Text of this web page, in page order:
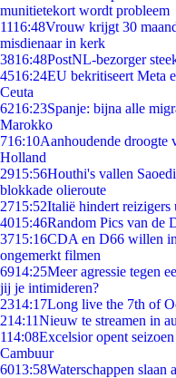
munitietekort wordt probleem
1116:48Vrouw krijgt 30
misdienaar in kerk
3816:48PostNL-bezorger
4516:24EU bekritiseert Meta
Ceuta
6216:23Spanje: bijna alle
Marokko
716:10Aanhoudende droogte
Holland
2915:56Houthi's vallen
blokkade olieroute
2715:52Italië hindert reizigers
4015:46Random Pics van de
3715:16CDA en D66 willen
ongemerkt filmen
6914:25Meer agressie tegen
jij je intimideren?
2314:17Long live the 7th of
214:11Nieuw te streamen in
114:08Excelsior opent
Cambuur
6013:58Waterschappen slaan